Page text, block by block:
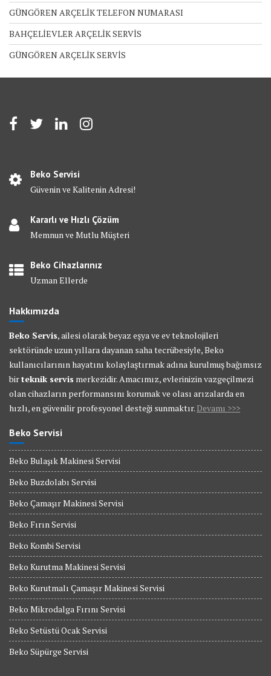
GÜNGÖREN ARÇELİK TELEFON NUMARASI
BAHÇELİEVLER ARÇELİK SERVİS
GÜNGÖREN ARÇELİK SERVİS
Beko Servisi
Güvenin ve Kalitenin Adresi!
Kararlı ve Hızlı Çözüm
Memnun ve Mutlu Müşteri
Beko Cihazlarınız
Uzman Ellerde
Hakkımızda
Beko Servis, ailesi olarak beyaz eşya ve ev teknolojileri
sektöründe uzun yıllara dayanan saha tecrübesiyle, Beko
kullanıcılarının hayatını kolaylaştırmak adına kurulmuş bağımsız
birteknik servis merkezidir. Amacımız, evlerinizin vazgeçilmezi
olan cihazların performansını korumak ve olası arızalarda en
hızlı, en güvenilir profesyonel desteği sunmaktır. Devamı >>>
Beko Servisi
Beko Bulaşık Makinesi Servisi
Beko Buzdolabı Servisi
Beko Çamaşır Makinesi Servisi
Beko Fırın Servisi
Beko Kombi Servisi
Beko Kurutma Makinesi Servisi
Beko Kurutmalı Çamaşır Makinesi Servisi
Beko Mikrodalga Fırını Servisi
Beko Setüstü Ocak Servisi
Beko Süpürge Servisi